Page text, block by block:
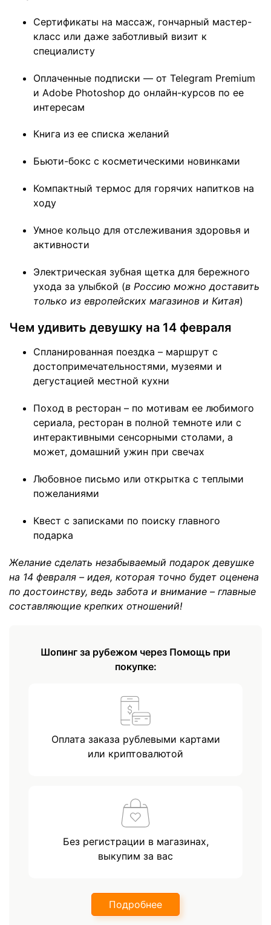
Сертификаты на массаж, гончарный мастер-
класс или даже заботливый визит к
специалисту
Оплаченные подписки — от Telegram Premium
и Adobe Photoshop до онлайн-курсов по ее
интересам
Книга из ее списка желаний
Бьюти-бокс с косметическими новинками
Компактный термос для горячих напитков на
ходу
Умное кольцо для отслеживания здоровья и
активности
Электрическая зубная щетка для бережного
ухода за улыбкой (в Россию можно доставить
только из европейских магазинов и Китая)
Чем удивить девушку на 14 февраля
Спланированная поездка – маршрут с
достопримечательностями, музеями и
дегустацией местной кухни
Поход в ресторан – по мотивам ее любимого
сериала, ресторан в полной темноте или с
интерактивными сенсорными столами, а
может, домашний ужин при свечах
Любовное письмо или открытка с теплыми
пожеланиями
Квест с записками по поиску главного
подарка
Желание сделать незабываемый подарок девушке
на 14 февраля – идея, которая точно будет оценена
по достоинству, ведь забота и внимание – главные
составляющие крепких отношений!
Шопинг за рубежом через Помощь при
покупке:
Оплата заказа рублевыми картами
или криптовалютой
Без регистрации в магазинах,
выкупим за вас
Подробнее